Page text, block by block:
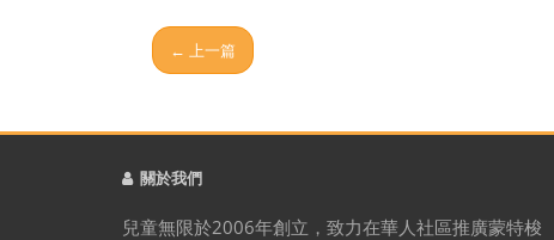
← 上一篇
關於我們
兒童無限於2006年創立，致力在華人社區推廣蒙特梭